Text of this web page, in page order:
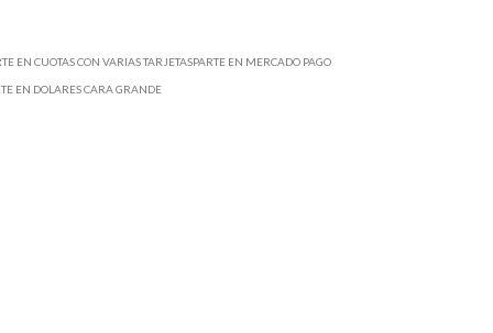
EN CUOTAS CON VARIAS TARJETASPARTE EN MERCADO PAGO
EN DOLARES CARA GRANDE